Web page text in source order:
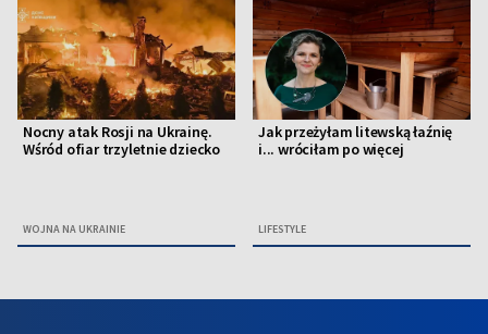
Nocny atak Rosji na Ukrainę.
Wśród ofiar trzyletnie dziecko
WOJNA NA UKRAINIE
Jak przeżyłam litewską łaźnię
i... wróciłam po więcej
LIFESTYLE